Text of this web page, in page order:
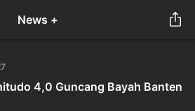
News +
4,0 Guncang Bayah Banten